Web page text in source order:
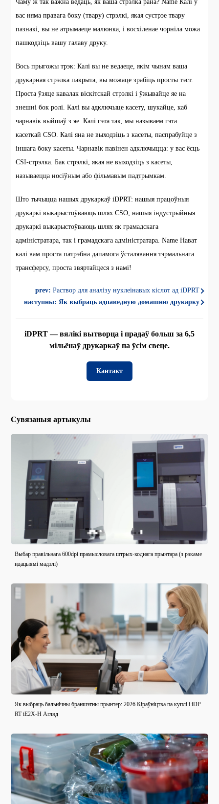
Чаму ж так важна ведаць, як ваша стрэлка рана? Name Калі ў
вас няма правага боку (твару) стрэлкі, якая сустрэе твару
пазнакі, вы не атрымаеце малюнка, і восхіленае чорніла можа
пашкодзіць вашу галаву друку.
Вось прыгожы трэк: Калі вы не ведаеце, якім чынам ваша
друкарная стрэлка пакрыта, вы можаце зрабіць просты тэст.
Проста ўзяце кавалак віскітскай стрэлкі і ўжывайце яе на
знешні бок ролі. Калі вы адключыце касету, шукайце, каб
чарнавік выйшаў з яе. Калі гэта так, мы называем гэта
касеткай CSO. Калі яна не выходзіць з касеты, паспрабуйце з
іншага боку касеты. Чарнавік павінен адключыцца: у вас ёсць
CSI-стрэлка. Бак стрэлкі, якая не выходзіць з касеты,
называецца носіўным або фільмавым падтрымкам.
Што тычыцца нашых друкаркаў iDPRT: нашыя працоўныя
друкаркі выкарыстоўваюць шлях CSO; нашыя індустрыйныя
друкаркі выкарыстоўваюць шлях як грамадскага
адміністратара, так і грамадскага адміністратара. Name Нават
калі вам проста патрэбна дапамога ўсталявання тэрмальнага
трансферсу, проста звяртайцеся з намі!
prev: Раствор для аналізу нуклеінавых кіслот ад iDPRT
наступны: Як выбраць адпаведную домашню друкарку
iDPRT — вялікі вытворца і прадаў больш за 6,5
мільёнаў друкаркаў па ўсім свеце.
Кантакт
Сувязаныя артыкулы
Выбар правільнага 600dpi прамысловага штрых-коднага прынтара (з рэкаме
ндацыямі мадэлі)
Як выбраць бальнічны браншэтны прынтер: 2026 Кіраўніцтва па куплі і iDP
RT iE2X-H Агляд